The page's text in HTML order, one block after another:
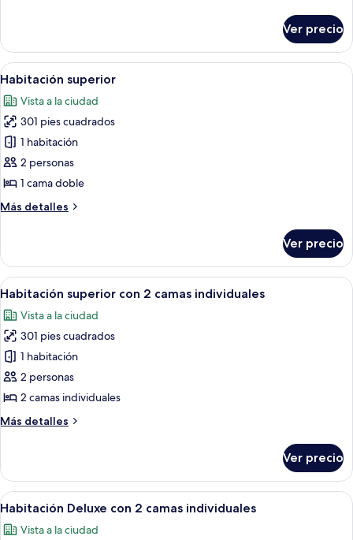
Double
Ver precio
Abrir
todas
las
fotos
de
Habitación
superior
Una habitación de hotel con una
4
Habitación superior
Vista a la ciudad
301 pies cuadrados
1 habitación
2 personas
1 cama doble
Más detalles
Más
superior
Ver precio
Abrir
todas
las
fotos
de
Habitación
superior
2
Habitación de hotel con dos camas,
3
Habitación superior con 2 camas individuales
Vista a la ciudad
301 pies cuadrados
1 habitación
2 personas
2 camas individuales
Más detalles
Más
superior
con
2
individuales
Ver precio
Abrir
todas
las
Habitación de hotel con dos camas,
3
Habitación Deluxe con 2 camas individuales
Vista a la ciudad